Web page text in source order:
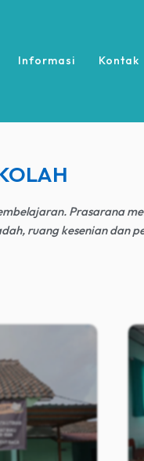
Informasi Kontak
Prasarana
ruang kesenian dan